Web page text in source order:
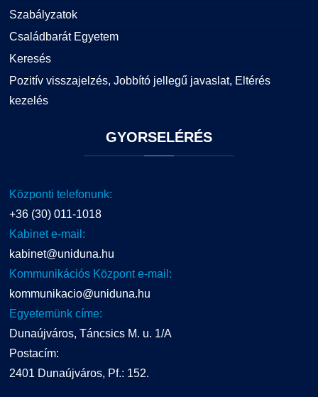
Szabályzatok
Családbarát Egyetem
Keresés
Pozitív visszajelzés, Jobbító jellegű javaslat, Eltérés
kezelés
GYORSELÉRÉS
Központi telefonunk:
+36 (30) 011-1018
Kabinet e-mail:
kabinet@uniduna.hu
Kommunikációs Központ e-mail:
kommunikacio@uniduna.hu
Egyetemünk címe:
Dunaújváros, Táncsics M. u. 1/A
Postacím:
2401 Dunaújváros, Pf.: 152.